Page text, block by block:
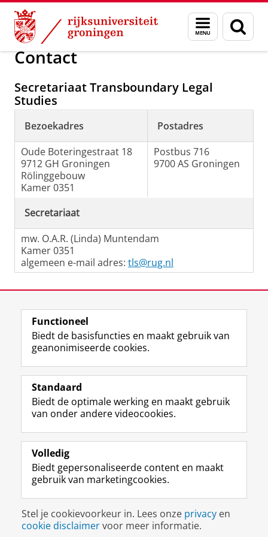
Skip
Content
Skip
Navigation
Menu
en
zoeken
Over ons Transboundary Legal Studies
Contact
Secretariaat Transboundary Legal
Studies
Bezoekadres
Postadres
Oude Boteringestraat 18
9712 GH Groningen
Rölinggebouw
Kamer 0351
Postbus 716
9700 AS Groningen
Secretariaat
mw. O.A.R. (Linda) Muntendam
Kamer 0351
algemeen e-mail adres: tls@rug.nl
View this page in:English
Volg de RUG
F
a
e
b
o
p
a
i
n
a
L
i
k
e
I
-
p
g
i
n
R
S
-
f
e
R
k
s
u
I
n
t
r
m
c
c
o
Y
o
T
e
k
a
a
Studiekiezers
Alumni
Over ons
Disclaimer & Copyright
Inloggen
Functioneel
Biedt de basisfuncties en maakt gebruik van
geanonimiseerde cookies.
Standaard
Biedt de optimale werking en maakt gebruik
van onder andere videocookies.
Volledig
Biedt gepersonaliseerde content en maakt
gebruik van marketingcookies.
Stel je cookievoorkeur in. Lees onze privacy en
cookie disclaimervoor meer informatie.